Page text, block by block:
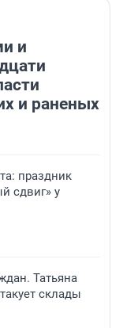
и
и раненых
праздник
сдвиг» у
Татьяна
склады